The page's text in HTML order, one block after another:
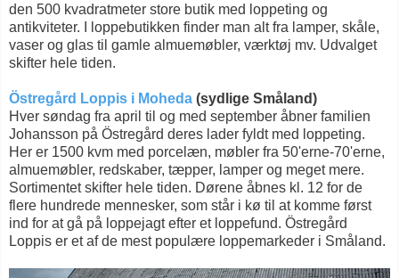
den 500 kvadratmeter store butik med loppeting og
antikviteter. I loppebutikken finder man alt fra lamper, skåle,
vaser og glas til gamle almuemøbler, værktøj mv. Udvalget
skifter hele tiden.
Östregård Loppis i Moheda (sydlige Småland)
Hver søndag fra april til og med september åbner familien
Johansson på Östregård deres lader fyldt med loppeting.
Her er 1500 kvm med porcelæn, møbler fra 50'erne-70'erne,
almuemøbler, redskaber, tæpper, lamper og meget mere.
Sortimentet skifter hele tiden. Dørene åbnes kl. 12 for de
flere hundrede mennesker, som står i kø til at komme først
ind for at gå på loppejagt efter et loppefund. Östregård
Loppis er et af de mest populære loppemarkeder i Småland.